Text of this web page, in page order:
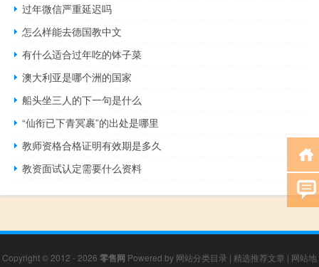
过年微信严重延迟吗
怎么样能去德国教中文
有什么适合过年吃的钵子菜
澳大利亚是哪个洲的国家
船头坐三人的下一句是什么
“仙衔已下青冥裹”的出处是哪里
教师资格合格证明有效期是多久
教资面试认定需要什么资料
Copyright © 2012 - 2026 零售网 Powered by 网站分类目录 | 精选推荐文章 | 网站地